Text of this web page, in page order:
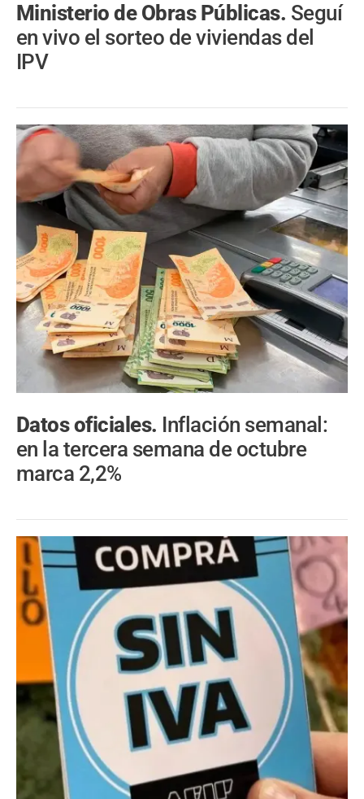
Ministerio de Obras Públicas. Seguí
en vivo el sorteo de viviendas del
IPV
Datos oficiales. Inflación semanal:
en la tercera semana de octubre
marca 2,2%